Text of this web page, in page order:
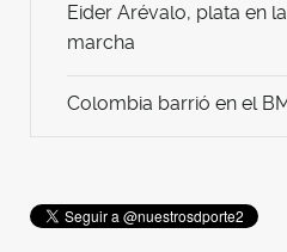
Eider Arévalo, plata en
marcha
Colombia barrió en el